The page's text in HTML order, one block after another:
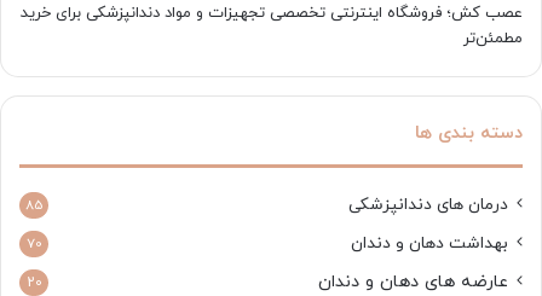
عصب کش؛ فروشگاه اینترنتی تخصصی تجهیزات و مواد دندانپزشکی برای خرید
مطمئن‌تر
دسته بندی ها
درمان های دندانپزشکی 85
بهداشت دهان و دندان 70
عارضه های دهان و دندان 20